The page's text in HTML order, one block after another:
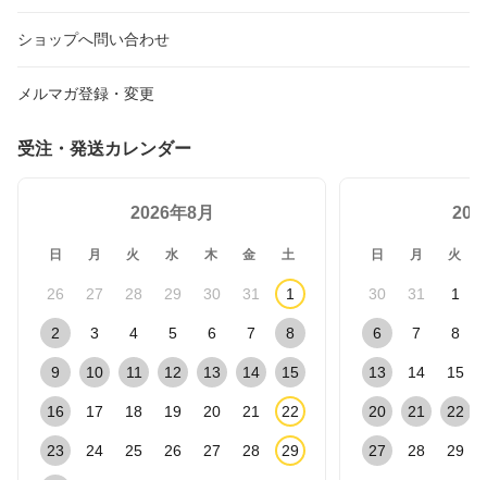
ショップへ問い合わせ
メルマガ登録・変更
受注・発送カレンダー
2026年8月
日 月 火 水 木 金 土
26 27 28 29 30 31 1
2 3 4 5 6 7 8
9 10 11 12 13 14 15
16 17 18 19 20 21 22
23 24 25 26 27 28 29
日 月 火
30 31 1
6 7 8
13 14 15
20 21 22
27 28 29